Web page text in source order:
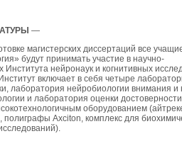
—
магистерских диссертаций все
будут принимать участие в научно-
Института нейронаук и когнитивных
включает в себя четыре
лаборатория нейробиологии внимания и
и лаборатория оценки
оборудованием
полиграфы Axciton, комплекс для